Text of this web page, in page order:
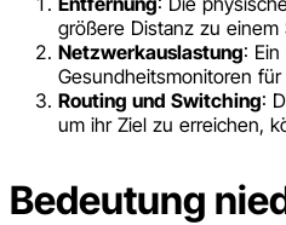
größere Distanz zu
Netzwerkauslastung:
Gesundheitsmonitoren
Routing und Switching:
um ihr Ziel zu erreichen,
Bedeutung